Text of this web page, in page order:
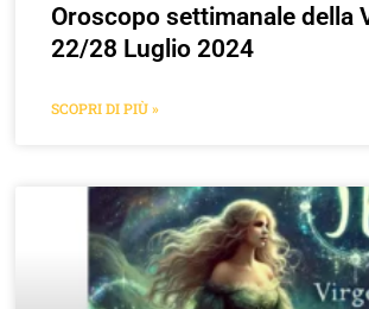
Oroscopo settimanale della
22/28 Luglio 2024
SCOPRI DI PIÙ »